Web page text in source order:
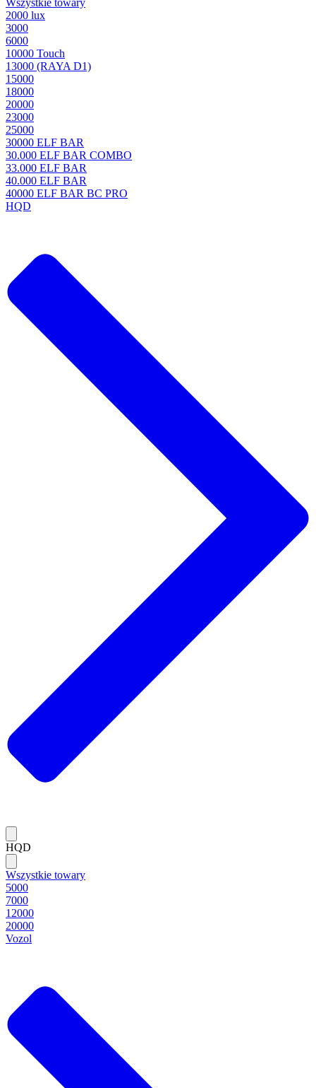
Wszystkie towary
2000 lux
3000
6000
10000 Touch
13000 (RAYA D1)
15000
18000
20000
23000
25000
30000 ELF BAR
30.000 ELF BAR COMBO
33.000 ELF BAR
40.000 ELF BAR
40000 ELF BAR BC PRO
HQD
HQD
Wszystkie towary
5000
7000
12000
20000
Vozol